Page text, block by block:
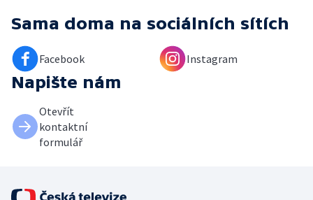
Sama doma na sociálních sítích
Facebook Instagram
Napište nám
Otevřít
kontaktní
formulář